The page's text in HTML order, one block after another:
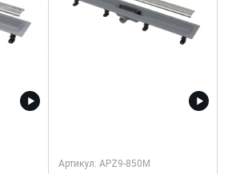
Артикул: APZ9-850M